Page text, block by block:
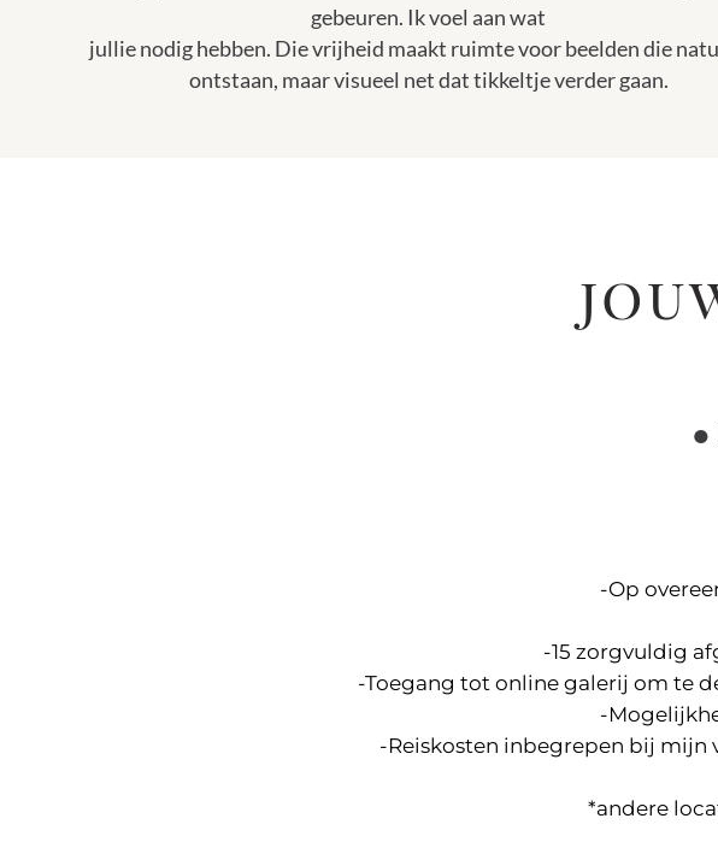
gebeuren. Ik voel aan wat
jullie nodig hebben. Die vrijheid maakt ruimte voor beelden die
ontstaan, maar visueel net dat tikkeltje verder gaan.
●
-Op
-15 zorgvuldig
-Toegang tot online galerij om te
-
-Reiskosten inbegrepen bij mijn
*andere